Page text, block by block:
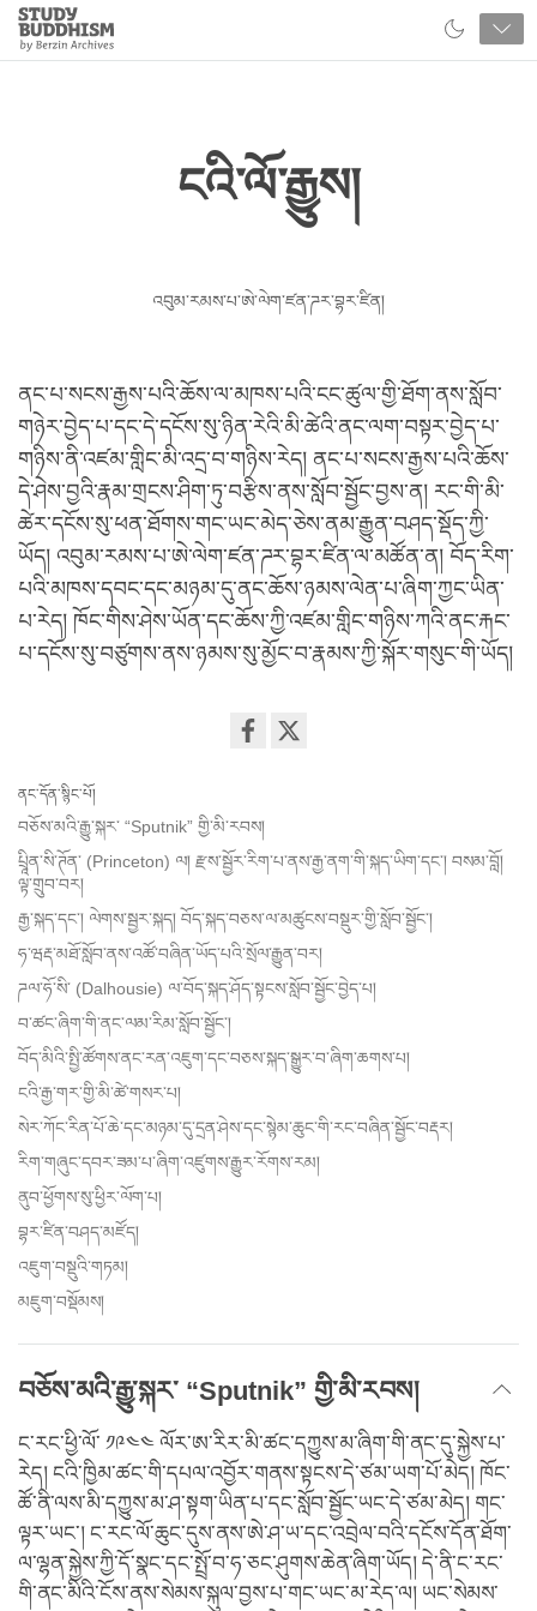
Close
Study
Buddhism
ངའི་ལོ་རྒྱུས།
འབུམ་རམས་པ་ཨེ་ལེག་ཛན་ཌར་བྷར་ཛིན།
ནང་པ་སངས་རྒྱས་པའི་ཆོས་ལ་མཁས་པའི་ངང་ཚུལ་གྱི་ཐོག་ནས་སློབ་
གཉེར་བྱེད་པ་དང་དེ་དངོས་སུ་ཉིན་རེའི་མི་ཚེའི་ནང་ལག་བསྟར་བྱེད་པ་
གཉིས་ནི་འཛམ་གླིང་མི་འདྲ་བ་གཉིས་རེད། ནང་པ་སངས་རྒྱས་པའི་ཆོས་
དེ་ཤེས་བྱའི་རྣམ་གྲངས་ཤིག་ཏུ་བརྩིས་ནས་སློབ་སྦྱོང་བྱས་ན། རང་གི་མི་
ཚེར་དངོས་སུ་ཕན་ཐོགས་གང་ཡང་མེད་ཅེས་ནམ་རྒྱུན་བཤད་སྡོད་ཀྱི་
ཡོད། འབུམ་རམས་པ་ཨེ་ལེག་ཛན་ཌར་བྷར་ཛིན་ལ་མཚོན་ན། བོད་རིག་
པའི་མཁས་དབང་དང་མཉམ་དུ་ནང་ཆོས་ཉམས་ལེན་པ་ཞིག་ཀྱང་ཡིན་
པ་རེད། ཁོང་གིས་ཤེས་ཡོན་དང་ཆོས་ཀྱི་འཛམ་གླིང་གཉིས་ཀའི་ནང་རྐང་
པ་དངོས་སུ་བཙུགས་ནས་ཉམས་སུ་མྱོང་བ་རྣམས་ཀྱི་སྐོར་གསུང་གི་ཡོད།
facebook
ནང་དོན་སྙིང་པོ།
བཅོས་མའི་རྒྱུ་སྐར་ “Sputnik” གྱི་མི་རབས།
པྲཱིན་སི་ཊོན་ (Princeton) ལ། རྫས་སྦྱོར་རིག་པ་ནས་རྒྱ་ནག་གི་སྐད་ཡིག་དང་། བསམ་བློ།
ལྟ་གྲུབ་བར།
རྒྱ་སྐད་དང་། ལེགས་སྦྱར་སྐད། བོད་སྐད་བཅས་ལ་མཚུངས་བསྡུར་གྱི་སློབ་སྦྱོང་།
ཧ་ཝརྡ་མཐོ་སློབ་ནས་འཚོ་བཞིན་ཡོད་པའི་སྲོལ་རྒྱུན་བར།
ཌལ་ཧོ་སི་ (Dalhousie) ལ་བོད་སྐད་ཤོད་སྟངས་སློབ་སྦྱོང་བྱེད་པ།
བ་ཚང་ཞིག་གི་ནང་ལམ་རིམ་སློབ་སྦྱོང་།
བོད་མིའི་སྤྱི་ཚོགས་ནང་རན་འཇུག་དང་བཅས་སྐད་སྒྱུར་བ་ཞིག་ཆགས་པ།
ངའི་རྒྱ་གར་གྱི་མི་ཚེ་གསར་པ།
སེར་ཀོང་རིན་པོ་ཆེ་དང་མཉམ་དུ་དྲན་ཤེས་དང་སྙེམ་ཆུང་གི་རང་བཞིན་སྦྱོང་བརྡར།
རིག་གཞུང་དབར་ཟམ་པ་ཞིག་འཛུགས་རྒྱུར་རོགས་རམ།
ནུབ་ཕྱོགས་སུ་ཕྱིར་ལོག་པ།
བྷར་ཛིན་བཤད་མཛོད།
འཇུག་བསྡུའི་གཏམ།
མཇུག་བསྡོམས།
བཅོས་མའི་རྒྱུ་སྐར་ “Sputnik” གྱི་མི་རབས།
ང་རང་ཕྱི་ལོ་ ༡༩༤༤ ལོར་ཨ་རིར་མི་ཚང་དཀྱུས་མ་ཞིག་གི་ནང་དུ་སྐྱེས་པ་
རེད། ངའི་ཁྱིམ་ཚང་གི་དཔལ་འབྱོར་གནས་སྟངས་དེ་ཙམ་ཡག་པོ་མེད། ཁོང་
ཚོ་ནི་ལས་མི་དཀྱུས་མ་ཤ་སྟག་ཡིན་པ་དང་སློབ་སྦྱོང་ཡང་དེ་ཙམ་མེད། གང་
ལྟར་ཡང་། ང་རང་ལོ་ཆུང་དུས་ནས་ཨེ་ཤ་ཡ་དང་འབྲེལ་བའི་དངོས་དོན་ཐོག་
ལ་ལྷན་སྐྱེས་ཀྱི་དོ་སྣང་དང་སྤྲོ་བ་ཧ་ཅང་ཤུགས་ཆེན་ཞིག་ཡོད། དེ་ནི་ང་རང་
གི་ནང་མིའི་ངོས་ནས་སེམས་སྐུལ་བྱས་པ་གང་ཡང་མ་རེད་ལ། ཡང་སེམས་